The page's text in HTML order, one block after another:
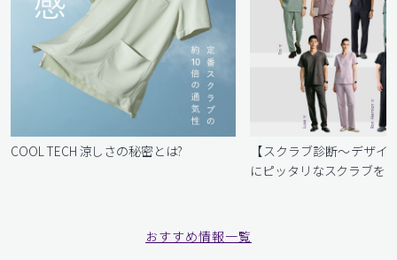
COOL TECH 涼しさの秘密とは?
【スクラブ診断〜デザイ
にピッタリなスクラブを
おすすめ情報一覧